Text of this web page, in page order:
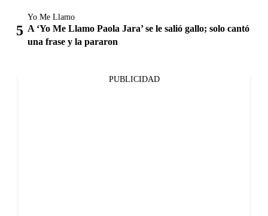
Yo Me Llamo
A ‘Yo Me Llamo Paola Jara’ se le salió gallo; solo cantó
una frase y la pararon
PUBLICIDAD